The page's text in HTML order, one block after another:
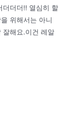
더더더!! 열심히 할
위해서는 아니
잘해요.이건 레알